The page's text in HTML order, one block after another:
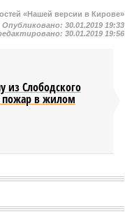
«Нашей версии в Кирове»
Опубликовано:30.01.2019 19:33
30.01.2019 19:56
из Слободского
пожар в жилом
области